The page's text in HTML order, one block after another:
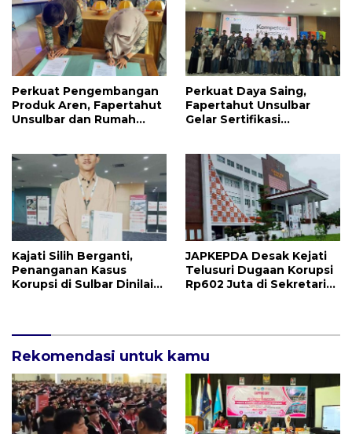
Perkuat Pengembangan
Produk Aren, Fapertahut
Unsulbar dan Rumah
Perkuat Daya Saing,
Fapertahut Unsulbar
Gelar Sertifikasi
Kajati Silih Berganti,
Penanganan Kasus
Korupsi di Sulbar Dinilai
JAPKEPDA Desak Kejati
Telusuri Dugaan Korupsi
Rp602 Juta di Sekretariat
Rekomendasi untuk kamu